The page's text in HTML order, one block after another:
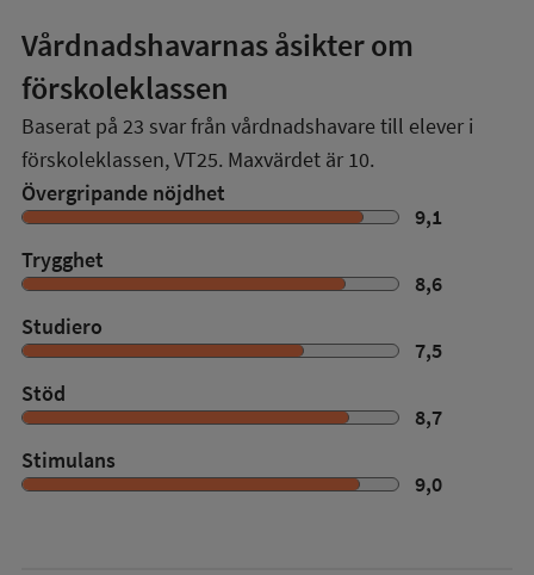
Vårdnadshavarnas åsikter om
förskoleklassen
Baserat på 23 svar från vårdnadshavare till elever i
förskoleklassen,VT25. Maxvärdet är 10.
Övergripande nöjdhet
9,1
Trygghet
8,6
Studiero
7,5
Stöd
8,7
Stimulans
9,0